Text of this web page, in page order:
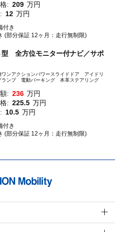
: 209 万円
12 万円
付き
(部分保証 12ヶ月：走行無制限)
全方位モニター付ナビ／サポ
ンアクションパワースライドドア アイドリ
ランプ 電動パーキング 本革ステアリング
: 236 万円
: 225.5 万円
10.5 万円
付き
(部分保証 12ヶ月：走行無制限)